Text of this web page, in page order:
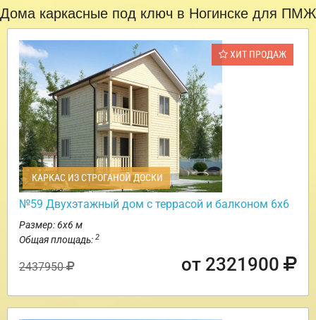
Дома каркасные под ключ в Ногинске для ПМЖ
ХИТ ПРОДАЖ
КАРКАС ИЗ СТРОГАНОЙ ДОСКИ
№59 Двухэтажный дом с террасой и балконом 6х6
Размер: 6х6 м
Общая площадь: 2
2437950 от 2321900